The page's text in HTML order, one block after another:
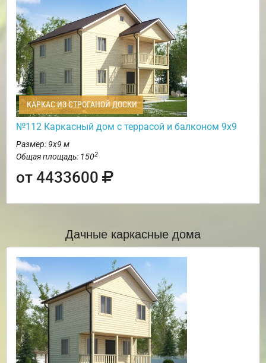
КАРКАС ИЗ СТРОГАНОЙ ДОСКИ
№112 Каркасный дом с террасой и балконом 9х9
Размер: 9х9 м
Общая площадь: 1502
от 4433600
Дачные каркасные дома